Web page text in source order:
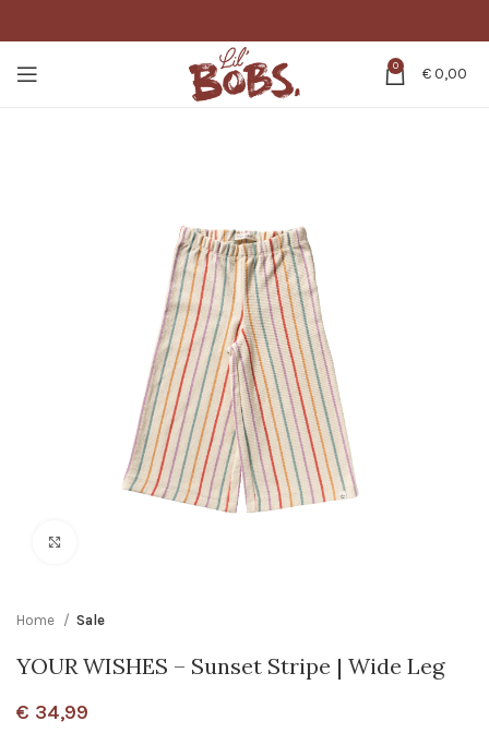
0 €0,00
Home Sale
YOUR WISHES – Sunset Stripe | Wide Leg
€ 34,99